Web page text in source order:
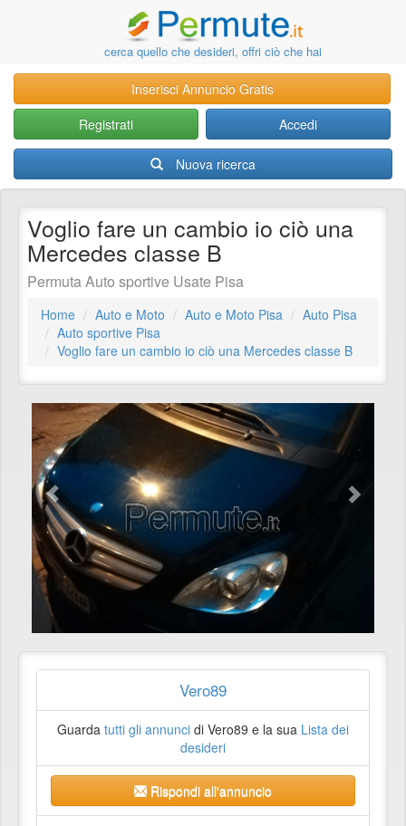
cerca quello che desideri, offri ciò che hai
Inserisci Annuncio Gratis
Registrati
Accedi
Nuova ricerca
Voglio fare un cambio io ciò una
Mercedes classe B
Permuta Auto sportive Usate Pisa
Home Auto e Moto Auto e Moto Pisa
Auto Pisa
Auto sportive Pisa
Voglio fare un cambio io ciò una Mercedes classe B
Vero89
Guarda tutti gli annunci di Vero89 e la sua Lista dei
desideri
Rispondi all'annuncio